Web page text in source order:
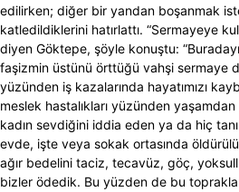
edilirken; diğer bir yandan boşanmak
katledildiklerini hatırlattı. “Sermayeye
diyen Göktepe, şöyle konuştu:
faşizmin üstünü örttüğü vahşi sermaye
yüzünden iş kazalarında hayatımızı
meslek hastalıkları yüzünden
kadın sevdiğini iddia eden ya da hiç
evde, işte veya sokak ortasında
ağır bedelini taciz, tecavüz, göç,
bizler ödedik. Bu yüzden de bu